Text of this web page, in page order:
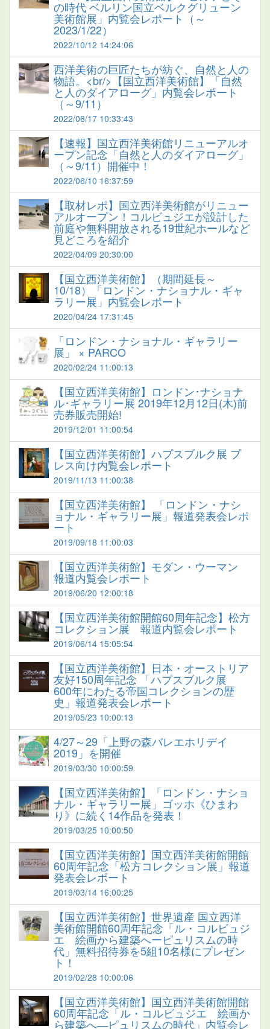
の時代 ベルリン国立ベルクグリューン
美術館展」内覧会レポート（～
2023/1/22）
2022/10/12 14:24:06
西洋美術の巨匠たちが紡ぐ、自然と人の
物語。<br/>【国立西洋美術館】「自然
と人のダイアローグ」内覧会レポート
（～9/11）
2022/06/17 10:33:43
【速報】国立西洋美術館リニューアルオ
ープン記念「自然と人のダイアローグ」
（～9/11）開催中！
2022/06/10 16:37:59
【取材レポ】国立西洋美術館がリニュー
アルオープン！コルビュジエが設計した
前庭や無料開放される19世紀ホールなど
見どころを紹介
2022/04/09 20:30:00
【国立西洋美術館】（期間延長～
10/18）「ロンドン・ナショナル・ギャ
ラリー展」内覧会レポート
2020/04/24 17:31:45
「ロンドン・ナショナル・ギャラリー
展」 × PARCO
2020/02/24 11:00:13
【国立西洋美術館】ロンドン･ナショナ
ル･ギャラリー展 2019年12月12日(木)前
売券販売開始!
2019/12/01 11:00:54
【国立西洋美術館】ハプスブルク展 プ
レス向け内覧会レポート
2019/11/13 11:00:38
【国立西洋美術館】 「ロンドン・ナシ
ョナル・ギャラリー展」報道発表会レポ
ート
2019/09/18 11:00:03
【国立西洋美術館】モダン・ウーマン
報道内覧会レポート
2019/06/20 12:00:18
【国立西洋美術館開館60周年記念】松方
コレクション展 報道内覧会レポート
2019/06/14 15:05:54
【国立西洋美術館】日本・オーストリア
友好150周年記念 「ハプスブルク展
600年にわたる帝国コレクションの歴
史」報道発表会レポート
2019/05/23 10:00:13
4/27～29「上野の森バレエホリデイ
2019」を開催
2019/03/30 10:00:59
【国立西洋美術館】「ロンドン・ナショ
ナル・ギャラリー展」ゴッホ《ひまわ
り》に続く14作品を発表！
2019/03/25 10:00:50
【国立西洋美術館】国立西洋美術館開館
60周年記念「松方コレクション展」報道
発表会レポート
2019/03/14 16:00:25
【国立西洋美術館】世界遺産 国立西洋
美術館開館60周年記念「ル・コルビュジ
エ 絵画から建築へーピュリスムの時
代」無料招待券を5組10名様にプレゼン
ト！
2019/02/28 10:00:06
【国立西洋美術館】国立西洋美術館開館
60周年記念「ル・コルビュジエ 絵画か
ら建築へ―ピュリスムの時代」内覧会レ